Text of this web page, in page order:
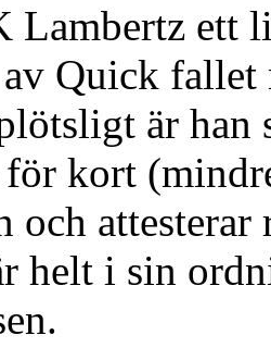
Lambertz ett
Quick fallet
är
kort
och attesterar
helt i sin